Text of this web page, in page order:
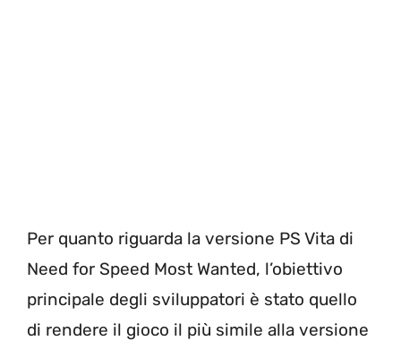
Per quanto riguarda la versione PS Vita di
Need for Speed Most Wanted, l’obiettivo
principale degli sviluppatori è stato quello
di rendere il gioco il più simile alla versione